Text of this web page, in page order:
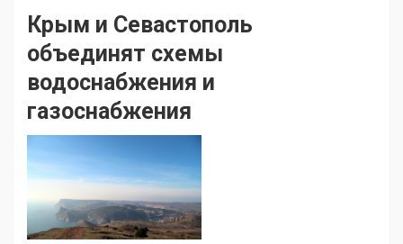
Крым и Севастополь
объединят схемы
водоснабжения и
газоснабжения